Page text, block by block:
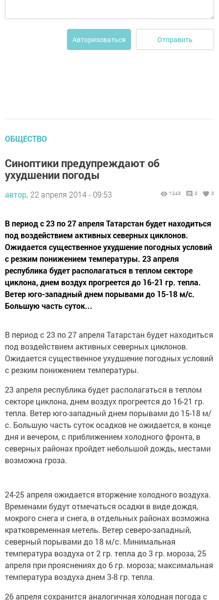
Авторизоваться Отправить
ОБЩЕСТВО
Синоптики предупреждают об
ухудшении погоды
автор, 22 апреля 2014 - 09:53 1243 0 0
В период с 23 по 27 апреля Татарстан будет находиться
под воздействием активных северных циклонов.
Ожидается существенное ухудшение погодных условий
с резким понижением температуры. 23 апреля
республика будет располагаться в теплом секторе
циклона, днем воздух прогреется до 16-21 гр. тепла.
Ветер юго-западный днем порывами до 15-18 м/с.
Большую часть суток...
В период с 23 по 27 апреля Татарстан будет находиться
под воздействием активных северных циклонов.
Ожидается существенное ухудшение погодных условий
с резким понижением температуры.
23 апреля республика будет располагаться в теплом
секторе циклона, днем воздух прогреется до 16-21 гр.
тепла. Ветер юго-западный днем порывами до 15-18 м/
с. Большую часть суток осадков не ожидается, в конце
дня и вечером, с приближением холодного фронта, в
северных районах пройдет небольшой дождь, местами
возможна гроза.
24-25 апреля ожидается вторжение холодного воздуха.
Временами будут отмечаться осадки в виде дождя,
мокрого снега и снега, в отдельных районах возможна
кратковременная метель. Ветер северо-западный,
северный порывами до 18 м/с. Минимальная
температура воздуха от 2 гр. тепла до 3 гр. мороза, 25
апреля при прояснениях до 6 гр. мороза; максимальная
температура воздуха днем 3-8 гр. тепла.
26 апреля сохранится аналогичная холодная погода с